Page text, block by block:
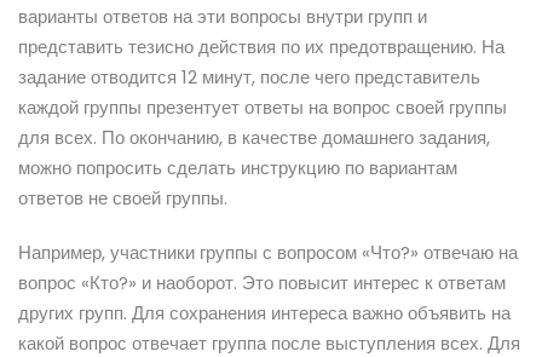
варианты ответов на эти вопросы внутри групп и
представить тезисно действия по их предотвращению. На
задание отводится 12 минут, после чего представитель
каждой группы презентует ответы на вопрос своей группы
для всех. По окончанию, в качестве домашнего задания,
можно попросить сделать инструкцию по вариантам
ответов не своей группы.
Например, участники группы с вопросом «Что?» отвечаю на
вопрос «Кто?» и наоборот. Это повысит интерес к ответам
других групп. Для сохранения интереса важно объявить на
какой вопрос отвечает группа после выступления всех. Для